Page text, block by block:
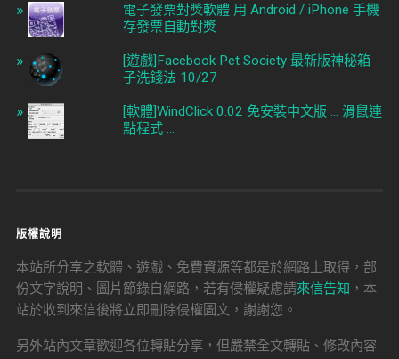
電子發票對獎軟體 用 Android / iPhone 手機
存發票自動對獎
[遊戲]Facebook Pet Society 最新版神秘箱
子洗錢法 10/27
[軟體]WindClick 0.02 免安裝中文版 ... 滑鼠連
點程式 ...
版權說明
本站所分享之軟體、遊戲、免費資源等都是於網路上取得，部
份文字說明、圖片節錄自網路，若有侵權疑慮請來信告知 ，本
站於收到來信後將立即刪除侵權圖文，謝謝您。
另外站內文章歡迎各位轉貼分享，但嚴禁全文轉貼、修改內容